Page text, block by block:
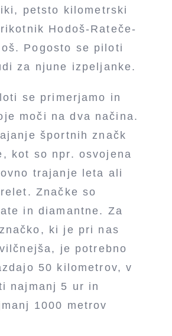
petsto kilometrski
Hodoš-Rateče-
Pogosto se piloti
za njune izpeljanke.
se primerjamo in
moči na dva načina.
športnih značk
kot so npr. osvojena
trajanje leta ali
Značke so
in diamantne. Za
ki je pri nas
je potrebno
50 kilometrov, v
najmanj 5 ur in
1000 metrov